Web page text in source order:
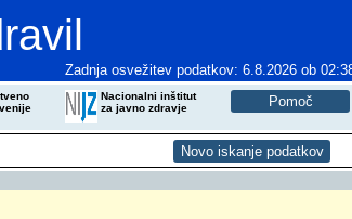
Zadnja osvežitev podatkov: 6.8.2026 ob
Nacionalni inštitut
za javno zdravje